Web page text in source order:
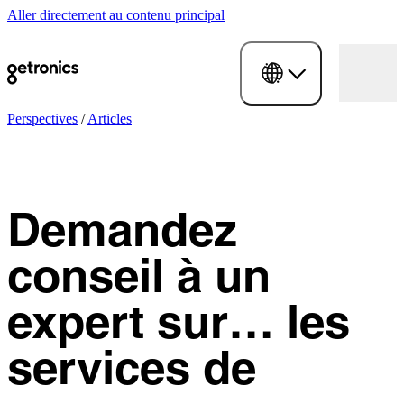
Aller directement au contenu principal
Perspectives /Articles
Demandez
conseil à un
expert sur… les
services de